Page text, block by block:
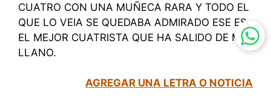
CUATRO CON UNA MUÑECA RARA Y TODO EL
QUE LO VEIA SE QUEDABA ADMIRADO ESE ES
EL MEJOR CUATRISTA QUE HA SALIDO DE MI
LLANO.
AGREGAR UNA LETRA O NOTICIA